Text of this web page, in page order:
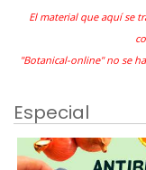
El material que aquí se
"Botanical-online" no se
Especial